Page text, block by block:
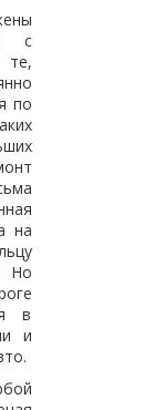
с
те,
по
на
Но
в
и